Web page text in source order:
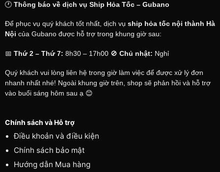
🕐 Thông báo về dịch vụ Ship Hỏa Tốc – Gubano
Để phục vụ quý khách tốt nhất, dịch vụ ship hỏa tốc nội thành Hà
Nội của Gubano được hỗ trợ trong khung giờ sau:
📅 Thứ 2 – Thứ 7: 8h30 – 17h00 🚫 Chủ nhật: Nghỉ
Quý khách vui lòng liên hệ trong giờ làm việc để được xử lý đơn
nhanh nhất nhé! Ngoài khung giờ trên, shop sẽ phản hồi và hỗ trợ
vào buổi sáng hôm sau ạ 😊
Chính sách và Hỗ trợ
Điều khoản và điều kiện
Chính sách bảo mật
Hướng dẫn Mua hàng